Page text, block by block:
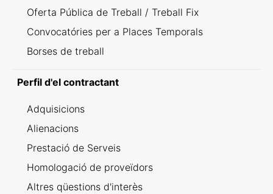
Oferta Pública de Treball / Treball Fix
Convocatóries per a Places Temporals
Borses de treball
Perfil d'el contractant
Adquisicions
Alienacions
Prestació de Serveis
Homologació de proveïdors
Altres qüestions d'interès